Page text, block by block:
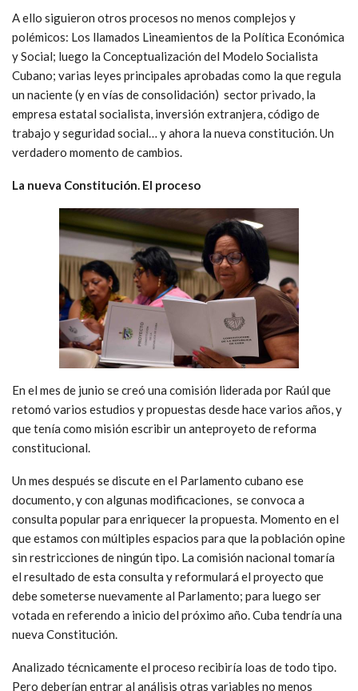
A ello siguieron otros procesos no menos complejos y
polémicos: Los llamados Lineamientos de la Política Económica
y Social; luego la Conceptualización del Modelo Socialista
Cubano; varias leyes principales aprobadas como la que regula
un naciente (y en vías de consolidación) sector privado, la
empresa estatal socialista, inversión extranjera, código de
trabajo y seguridad social… y ahora la nueva constitución. Un
verdadero momento de cambios.
La nueva Constitución. El proceso
En el mes de junio se creó una comisión liderada por Raúl que
retomó varios estudios y propuestas desde hace varios años, y
que tenía como misión escribir un anteproyeto de reforma
constitucional.
Un mes después se discute en el Parlamento cubano ese
documento, y con algunas modificaciones, se convoca a
consulta popular para enriquecer la propuesta. Momento en el
que estamos con múltiples espacios para que la población opine
sin restricciones de ningún tipo. La comisión nacional tomaría
el resultado de esta consulta y reformulará el proyecto que
debe someterse nuevamente al Parlamento; para luego ser
votada en referendo a inicio del próximo año. Cuba tendría una
nueva Constitución.
Analizado técnicamente el proceso recibiría loas de todo tipo.
Pero deberían entrar al análisis otras variables no menos